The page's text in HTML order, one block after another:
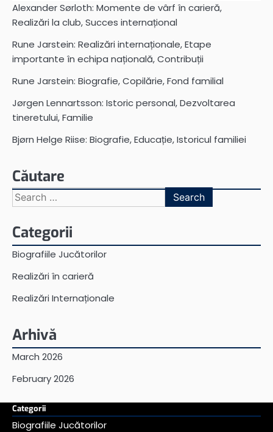
Alexander Sørloth: Momente de vârf în carieră,
Realizări la club, Succes internațional
Rune Jarstein: Realizări internaționale, Etape
importante în echipa națională, Contribuții
Rune Jarstein: Biografie, Copilărie, Fond familial
Jørgen Lennartsson: Istoric personal, Dezvoltarea
tineretului, Familie
Bjørn Helge Riise: Biografie, Educație, Istoricul familiei
Căutare
Search
for:
Categorii
Biografiile Jucătorilor
Realizări în carieră
Realizări Internaționale
Arhivă
March 2026
February 2026
Categorii
Biografiile Jucătorilor